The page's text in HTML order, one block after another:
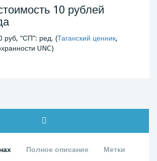
10 рублей
руб, “СП”: ред. (Таганский ценник,
UNC)
Полное описание Метки